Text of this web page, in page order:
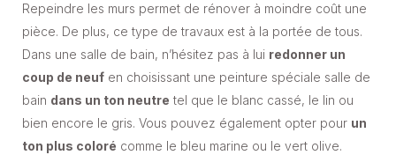
Repeindre les murs permet de rénover à moindre coût une
pièce. De plus, ce type de travaux est à la portée de tous.
Dans une salle de bain, n’hésitez pas à lui redonner un
coup de neuf en choisissant une peinture spéciale salle de
bain dans un ton neutre tel que le blanc cassé, le lin ou
bien encore le gris. Vous pouvez également opter pour un
ton plus coloré comme le bleu marine ou le vert olive.